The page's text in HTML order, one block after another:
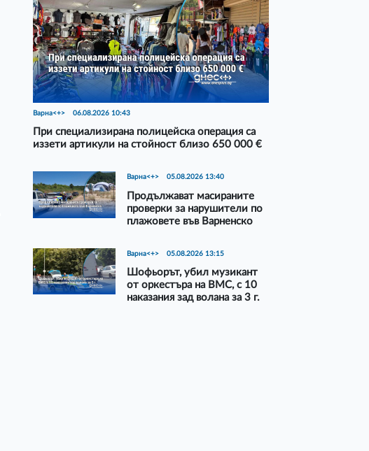
Варна<+> 06.08.2026 10:43
При специализирана полицейска операция са
иззети артикули на стойност близо 650 000 €
Варна<+> 05.08.2026 13:40
Продължават масираните
проверки за нарушители по
плажовете във Варненско
Варна<+> 05.08.2026 13:15
Шофьорът, убил музикант
от оркестъра на ВМС, с 10
наказания зад волана за 3 г.